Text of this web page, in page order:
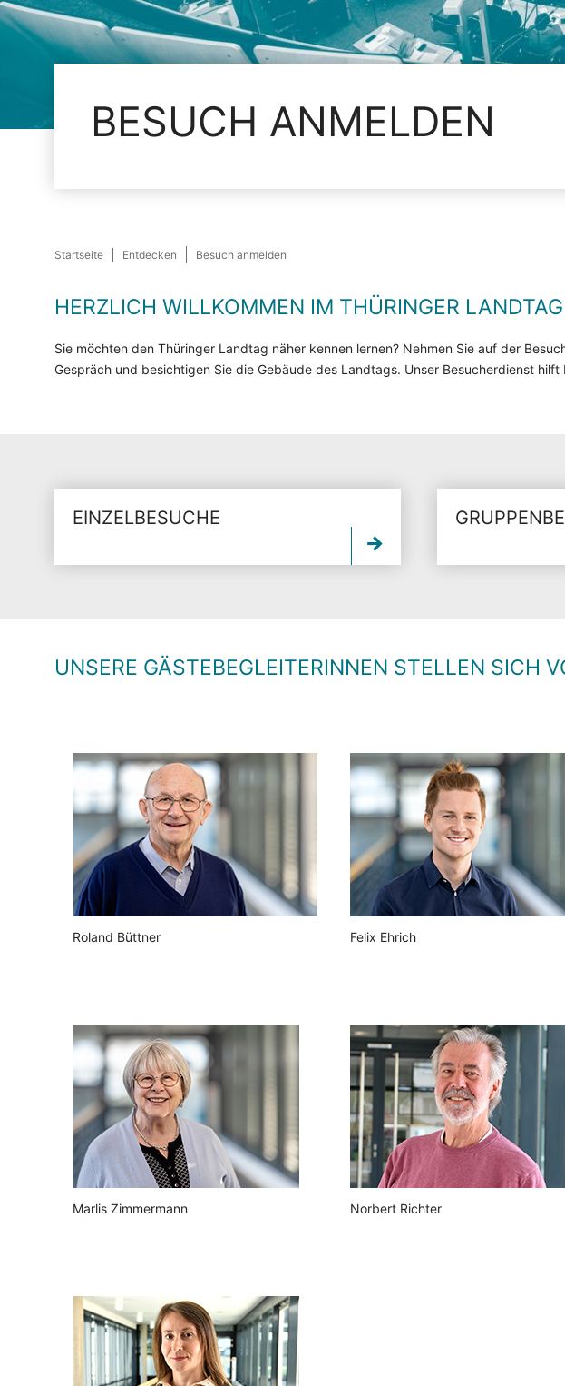
BESUCH ANMELDEN
Startseite Entdecken Besuch anmelden
HERZLICH WILLKOMMEN IM THÜRINGER LANDTAG
Sie möchten den Thüringer Landtag näher kennen lernen? Nehmen Sie auf der
Gespräch und besichtigen Sie die Gebäude des Landtags. Unser Besucherdienst
EINZELBESUCHE
UNSERE GÄSTEBEGLEITERINNEN STELLEN SICH
Roland Büttner Felix Ehrich
Marlis Zimmermann Norbert Richter